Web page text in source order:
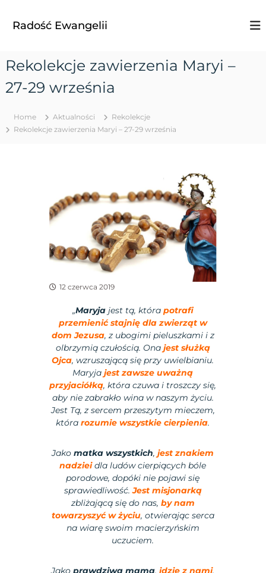
Radość Ewangelii
Rekolekcje zawierzenia Maryi –
27-29 września
Home Aktualności
Rekolekcje
Rekolekcje zawierzenia Maryi – 27-29 września
12 czerwca 2019
„Maryjajest tą, która potrafi
przemienić stajnię dla zwierząt w
dom Jezusa, z ubogimi pieluszkami i z
olbrzymią czułością. Ona jest służką
Ojca, wzruszającą się przy uwielbianiu.
Maryjajest zawsze uważną
przyjaciółką, która czuwa i troszczy się,
aby nie zabrakło wina w naszym życiu.
Jest Tą, z sercem przeszytym mieczem,
którarozumie wszystkie cierpienia.
Jakomatka wszystkich,jest znakiem
nadzieidla ludów cierpiących bóle
porodowe, dopóki nie pojawi się
sprawiedliwość.Jest misjonarką
zbliżającą się do nas, by nam
towarzyszyć w życiu, otwierając serca
na wiarę swoim macierzyńskim
uczuciem.
Jakoprawdziwa mama,idzie z nami,